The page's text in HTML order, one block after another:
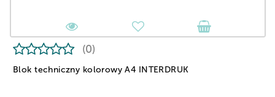
Blok techniczny kolorowy A4 INTERDRUK
(0)